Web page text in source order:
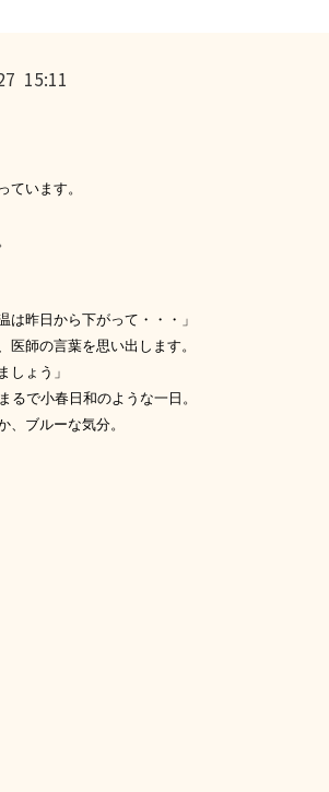
15:11
ています。
昨日から下がって・・・」
師の言葉を思い出します。
ょう」
るで小春日和のような一日。
ブルーな気分。